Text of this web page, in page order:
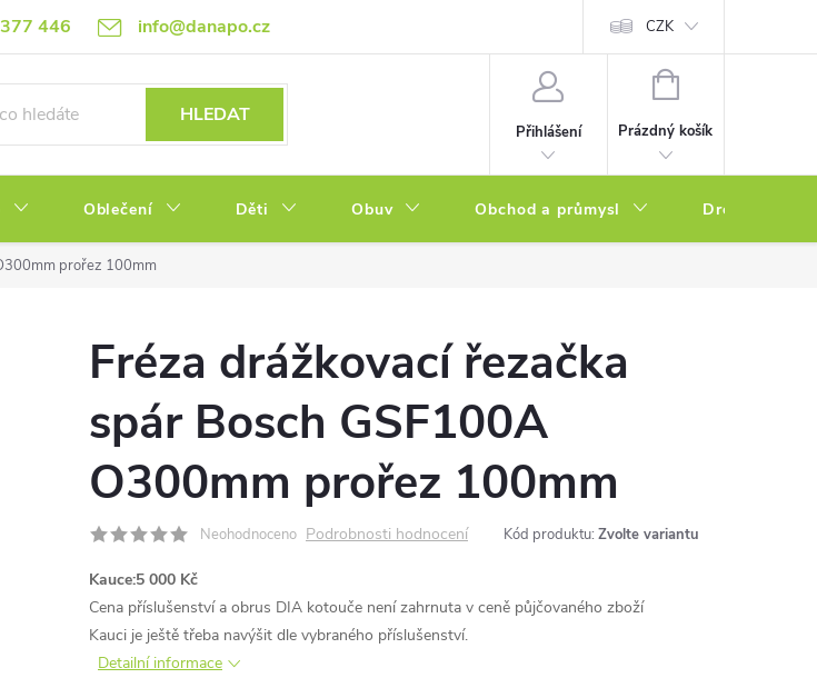
446 info@danapo.cz
Obchodní podmínky Reklamace a výměna zboží Podmínky ochrany osobních údajů Soubory cookies
CZK
HLEDAT
Přihlášení
NÁKUPNÍ
Prázdný košík
Oblečení Děti Obuv Obchod a průmysl Drogerie
prořez 100mm
Fréza drážkovací řezačka
spár Bosch GSF100A
O300mm prořez 100mm
Neohodnoceno Podrobnosti hodnocení Kód produktu: Zvolte variantu
Kauce:5 000 Kč
Cena příslušenství a obrus DIA kotouče není zahrnuta v ceně půjčovaného zboží
Kauci je ještě třeba navýšit dle vybraného příslušenství.
Detailní informace